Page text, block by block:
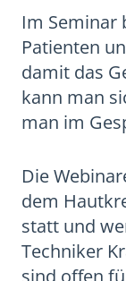
Im Seminar
Patienten
damit das
kann man
man im
Die
dem
statt und
Techniker
sind offen